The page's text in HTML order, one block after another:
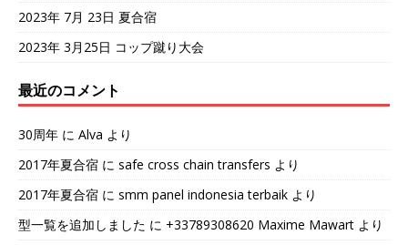
2023年 7月 23日 夏合宿
2023年 3月25日 コップ蹴り大会
最近のコメント
30周年 に Alva より
2017年夏合宿 に safe cross chain transfers より
2017年夏合宿 に smm panel indonesia terbaik より
型一覧を追加しました に +33789308620 Maxime Mawart より